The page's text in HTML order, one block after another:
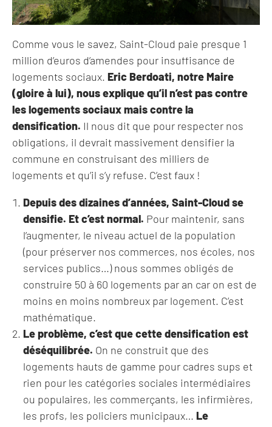
Comme vous le savez, Saint-Cloud paie presque 1
million d’euros d’amendes pour insuffisance de
logements sociaux. Eric Berdoati, notre Maire
(gloire à lui), nous explique qu’il n’est pas contre
les logements sociaux mais contre la
densification. Il nous dit que pour respecter nos
obligations, il devrait massivement densifier la
commune en construisant des milliers de
logements et qu’il s’y refuse. C’est faux !
Depuis des dizaines d’années, Saint-Cloud se
densifie. Et c’est normal. Pour maintenir, sans
l’augmenter, le niveau actuel de la population
(pour préserver nos commerces, nos écoles, nos
services publics…) nous sommes obligés de
construire 50 à 60 logements par an car on est de
moins en moins nombreux par logement. C’est
mathématique.
Le problème, c’est que cette densification est
déséquilibrée. On ne construit que des
logements hauts de gamme pour cadres sups et
rien pour les catégories sociales intermédiaires
ou populaires, les commerçants, les infirmières,
les profs, les policiers municipaux… Le